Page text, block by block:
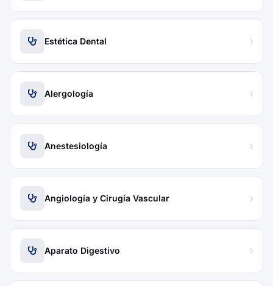
Estética Dental
Alergología
Anestesiología
Angiología y Cirugía Vascular
Aparato Digestivo